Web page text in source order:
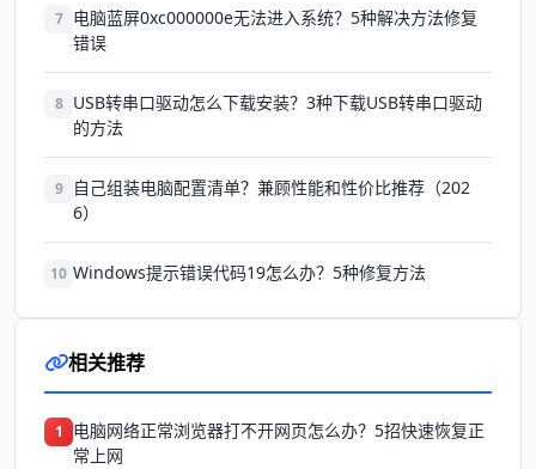
7 电脑蓝屏0xc000000e无法进入系统？5种解决方法修复
错误
8 USB转串口驱动怎么下载安装？3种下载USB转串口驱动
的方法
9
自己组装电脑配置清单？兼顾性能和性价比推荐（202
6）
10 Windows提示错误代码19怎么办？5种修复方法
相关推荐
1
电脑网络正常浏览器打不开网页怎么办？5招快速恢复正
常上网